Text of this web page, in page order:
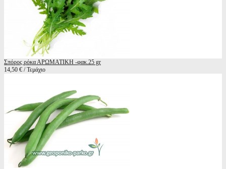
Σπόρος ρόκα ΑΡΩΜΑΤΙΚΗ -φακ.25 gr
14,50 € / Τεμάχιο